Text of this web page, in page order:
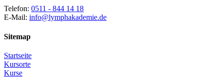
Telefon: 0511 - 844 14 18
E-Mail: info@lymphakademie.de
Sitemap
Startseite
Kursorte
Kurse